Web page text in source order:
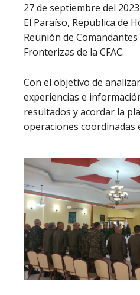
27 de septiembre del
El Paraíso, Republica de
Reunión de
Fronterizas de la CFAC.
Con el objetivo de
experiencias e
resultados y acordar la
operaciones coordinadas